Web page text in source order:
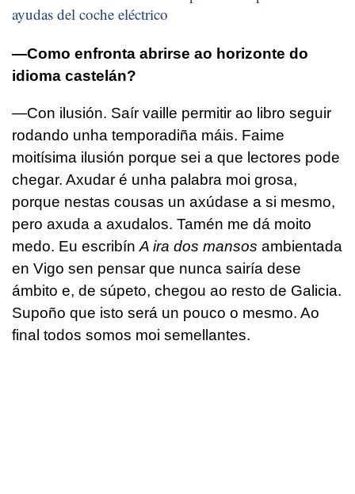
ayudas del coche eléctrico
—Como enfronta abrirse ao horizonte do
idioma castelán?
—Con ilusión. Saír vaille permitir ao libro seguir
rodando unha temporadiña máis. Faime
moitísima ilusión porque sei a que lectores pode
chegar. Axudar é unha palabra moi grosa,
porque nestas cousas un axúdase a si mesmo,
pero axuda a axudalos. Tamén me dá moito
medo. Eu escribínA ira dos mansos ambientada
en Vigo sen pensar que nunca sairía dese
ámbito e, de súpeto, chegou ao resto de Galicia.
Supoño que isto será un pouco o mesmo. Ao
final todos somos moi semellantes.